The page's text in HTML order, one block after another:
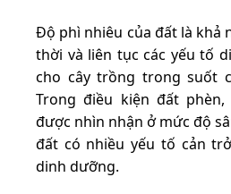
Độ phì nhiêu của đất là khả
thời và liên tục các yếu tố
cho cây trồng trong suốt
Trong điều kiện đất
được nhìn nhận ở mức độ
đất có nhiều yếu tố cản
dinh dưỡng.